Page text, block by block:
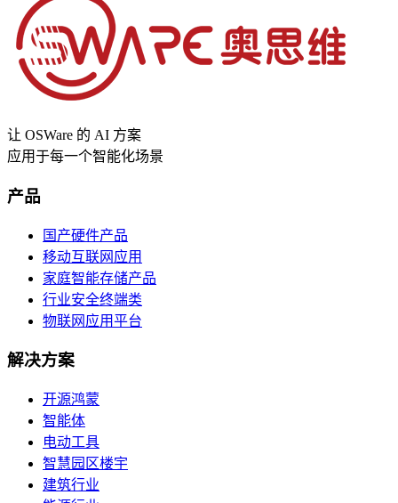
让 OSWare 的 AI 方案
应用于每一个智能化场景
产品
国产硬件产品
移动互联网应用
家庭智能存储产品
行业安全终端类
物联网应用平台
解决方案
开源鸿蒙
智能体
电动工具
智慧园区楼宇
建筑行业